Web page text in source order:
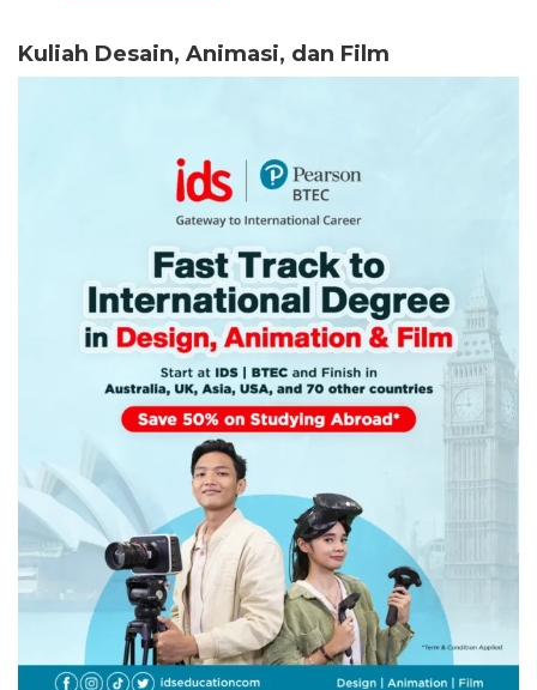
Kuliah Desain, Animasi, dan Film